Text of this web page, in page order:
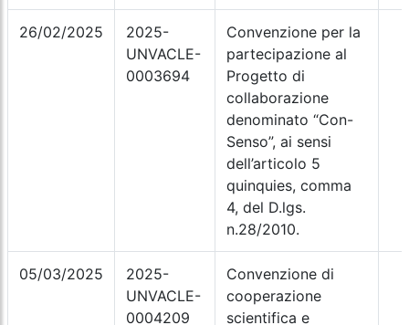
26/02/2025
2025-
UNVACLE-
0003694
Convenzione per la
partecipazione al
Progetto di
collaborazione
denominato “Con-
Senso”, ai sensi
dell’articolo 5
quinquies, comma
4, del D.lgs.
n.28/2010.
05/03/2025
2025-
UNVACLE-
0004209
Convenzione di
cooperazione
scientifica e